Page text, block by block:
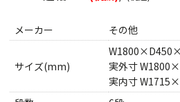
メーカー その他
サイズ(mm)
実外寸
実内寸